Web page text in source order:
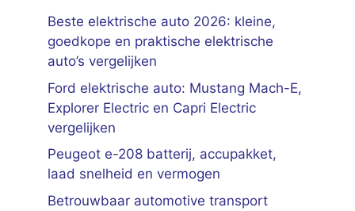
Beste elektrische auto 2026: kleine,
goedkope en praktische elektrische
auto’s vergelijken
Ford elektrische auto: Mustang Mach-E,
Explorer Electric en Capri Electric
vergelijken
Peugeot e-208 batterij, accupakket,
laad snelheid en vermogen
Betrouwbaar automotive transport